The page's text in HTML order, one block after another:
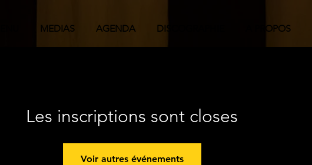
MEDIAS AGENDA DISCOGRAPHIE A PROPOS
Les inscriptions sont closes
Voir autres événements